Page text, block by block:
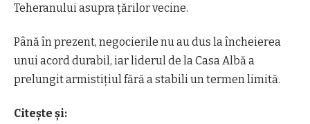
Teheranului asupra țărilor vecine.
Până în prezent, negocierile nu au dus la încheierea
unui acord durabil, iar liderul de la Casa Albă a
prelungit armistițiul fără a stabili un termen limită.
Citește și: